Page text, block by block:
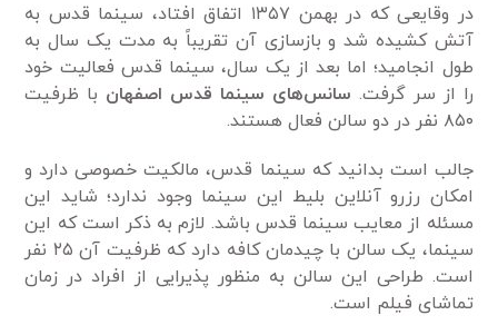
در وقایعی که در بهمن ۱۳۵۷ اتفاق افتاد، سینما قدس به
آتش کشیده شد و بازسازی آن تقریباً به مدت یک سال به
طول انجامید؛ اما بعد از یک سال، سینما قدس فعالیت خود
را از سر گرفت. سانس‌های سینما قدس اصفهان با ظرفیت
۸۵۰ نفر در دو سالن فعال هستند.
جالب است بدانید که سینما قدس، مالکیت خصوصی دارد و
امکان رزرو آنلاین بلیط این سینما وجود ندارد؛ شاید این
مسئله از معایب سینما قدس باشد. لازم به ذکر است که این
سینما، یک سالن با چیدمان کافه دارد که ظرفیت آن ۲۵ نفر
است. طراحی این سالن به منظور پذیرایی از افراد در زمان
تماشای فیلم است.